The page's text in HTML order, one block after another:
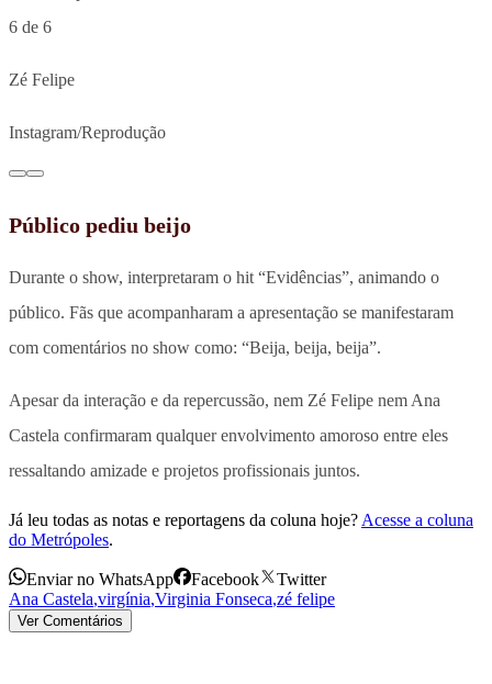
6 de 6
Zé Felipe
Instagram/Reprodução
Público pediu beijo
Durante o show, interpretaram o hit “Evidências”, animando o
público. Fãs que acompanharam a apresentação se manifestaram
com comentários no show como: “Beija, beija, beija”.
Apesar da interação e da repercussão, nem Zé Felipe nem Ana
Castela confirmaram qualquer envolvimento amoroso entre eles
ressaltando amizade e projetos profissionais juntos.
Já leu todas as notas e reportagens da coluna hoje? Acesse a coluna
do Metrópoles.
Enviar no WhatsApp Facebook
Twitter
Ana Castela,virgínia,Virginia Fonseca,zé felipe
Ver Comentários